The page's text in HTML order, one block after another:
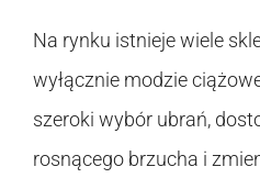
Na rynku istnieje wiele
wyłącznie modzie
szeroki wybór ubrań,
rosnącego brzucha i